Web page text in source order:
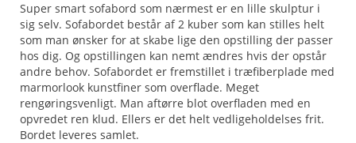
Super smart sofabord som nærmest er en lille skulptur i
sig selv. Sofabordet består af 2 kuber som kan stilles helt
som man ønsker for at skabe lige den opstilling der passer
hos dig. Og opstillingen kan nemt ændres hvis der opstår
andre behov. Sofabordet er fremstillet i træfiberplade med
marmorlook kunstfiner som overflade. Meget
rengøringsvenligt. Man aftørre blot overfladen med en
opvredet ren klud. Ellers er det helt vedligeholdelses frit.
Bordet leveres samlet.